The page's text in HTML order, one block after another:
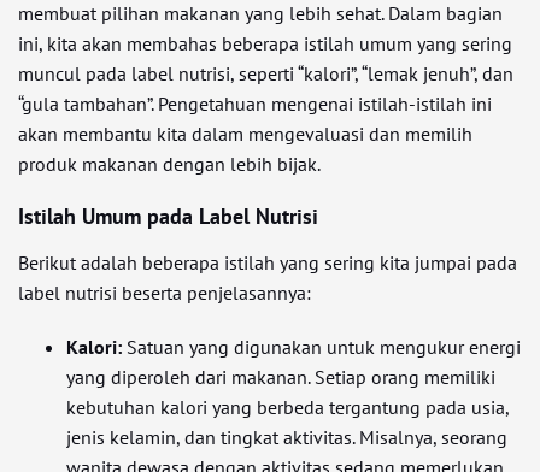
membuat pilihan makanan yang lebih sehat. Dalam bagian
ini, kita akan membahas beberapa istilah umum yang sering
muncul pada label nutrisi, seperti “kalori”, “lemak jenuh”, dan
“gula tambahan”. Pengetahuan mengenai istilah-istilah ini
akan membantu kita dalam mengevaluasi dan memilih
produk makanan dengan lebih bijak.
Istilah Umum pada Label Nutrisi
Berikut adalah beberapa istilah yang sering kita jumpai pada
label nutrisi beserta penjelasannya:
Kalori: Satuan yang digunakan untuk mengukur energi
yang diperoleh dari makanan. Setiap orang memiliki
kebutuhan kalori yang berbeda tergantung pada usia,
jenis kelamin, dan tingkat aktivitas. Misalnya, seorang
wanita dewasa dengan aktivitas sedang memerlukan